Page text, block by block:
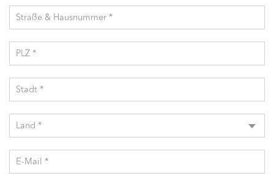
Straße & Hausnummer *
PLZ *
Stadt *
Land *
E-Mail *